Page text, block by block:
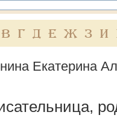
В Г Д Е Ж З И
Екатерина